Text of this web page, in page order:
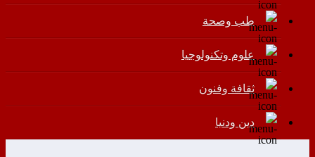
طب وصحة
علوم وتكنولوجيا
ثقافة وفنون
دين ودنيا